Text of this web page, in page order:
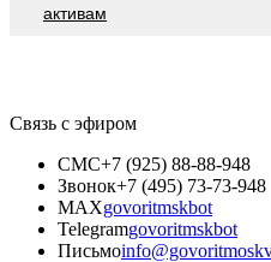
активам
Связь с эфиром
СМС+7 (925) 88-88-948
Звонок+7 (495) 73-73-948
MAXgovoritmskbot
Telegramgovoritmskbot
Письмо